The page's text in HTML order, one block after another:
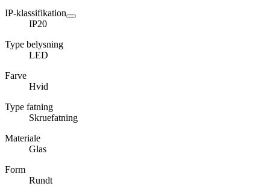
IP-klassifikation
IP20
Type belysning
LED
Farve
Hvid
Type fatning
Skruefatning
Materiale
Glas
Form
Rundt